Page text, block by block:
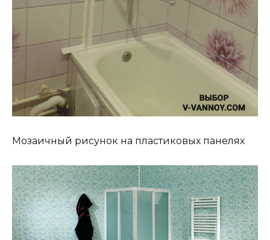
Мозаичный рисунок на пластиковых панелях